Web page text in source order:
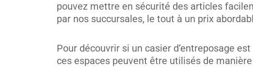
pouvez mettre en sécurité des articles
par nos succursales, le tout à un prix
Pour découvrir si un casier d’entreposage
ces espaces peuvent être utilisés de